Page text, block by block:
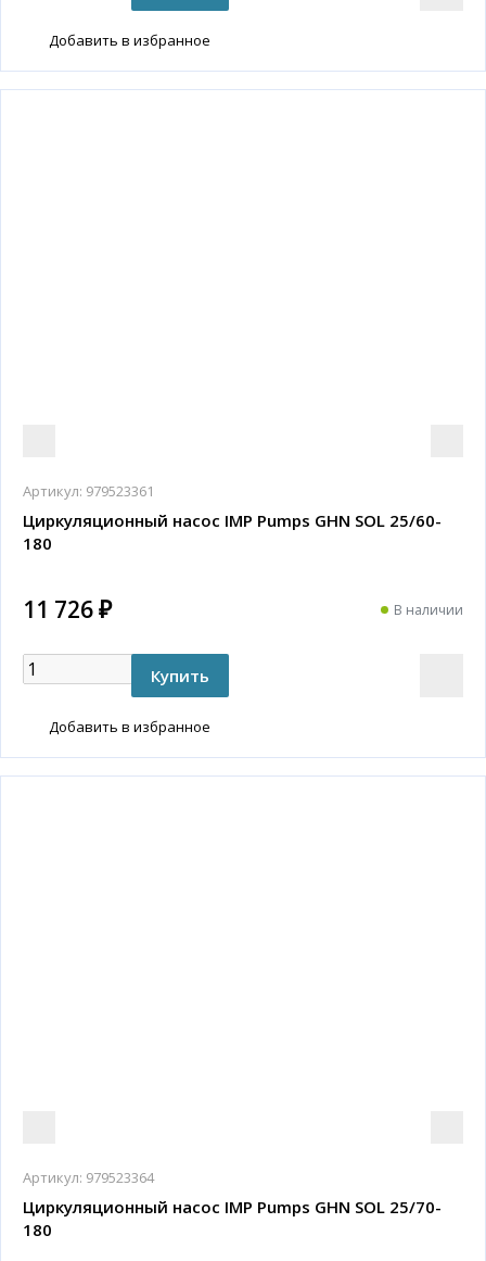
Добавить в избранное
Артикул: 979523361
Циркуляционный насос IMP Pumps GHN SOL 25/60-
180
11 726 ₽ В наличии
Добавить в избранное
Артикул: 979523364
Циркуляционный насос IMP Pumps GHN SOL 25/70-
180